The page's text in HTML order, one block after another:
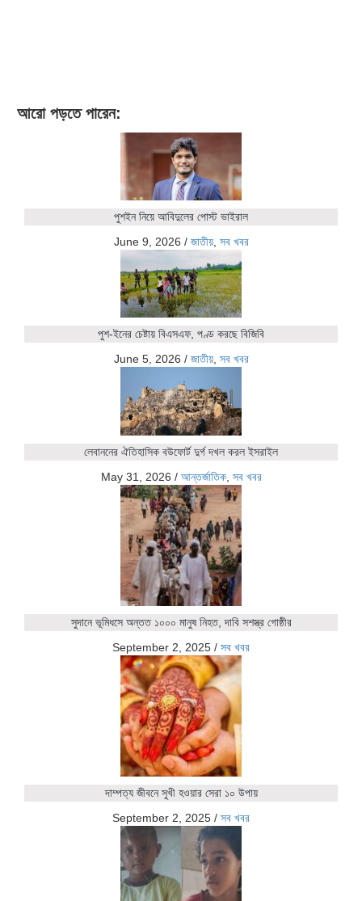
আরো পড়তে পারেন:
পুশইন নিয়ে আবিদুলের পোস্ট ভাইরাল
June 9, 2026 / জাতীয়, সব খবর
পুশ-ইনের চেষ্টায় বিএসএফ, পণ্ড করছে বিজিবি
June 5, 2026 / জাতীয়, সব খবর
লেবাননের ঐতিহাসিক বউফোর্ট দুর্গ দখল করল ইসরাইল
May 31, 2026 / আন্তর্জাতিক, সব খবর
সুদানে ভূমিধসে অন্তত ১০০০ মানুষ নিহত, দাবি সশস্ত্র গোষ্ঠীর
September 2, 2025 / সব খবর
দাম্পত্য জীবনে সুখী হওয়ার সেরা ১০ উপায়
September 2, 2025 / সব খবর